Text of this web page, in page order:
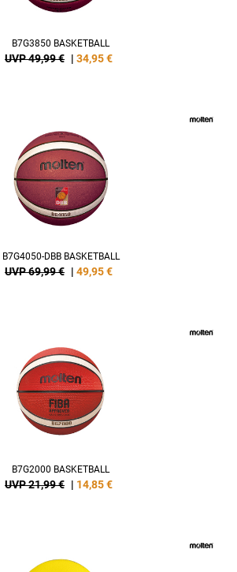
B7G3850 BASKETBALL
UVP 49,99 € | 34,95€
B7G4050-DBB BASKETBALL
UVP 69,99 € | 49,95€
B7G2000 BASKETBALL
UVP 21,99 € | 14,85€